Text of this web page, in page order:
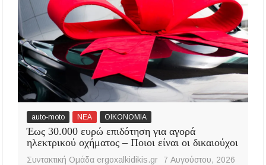
auto-moto ΝΕΑ ΟΙΚΟΝΟΜΙΑ
Έως 30.000 ευρώ επιδότηση για αγορά
ηλεκτρικού οχήματος – Ποιοι είναι οι δικαιούχοι
Συντακτική Ομάδα ergoxalkidikis.gr 7 Αυγούστου, 2026